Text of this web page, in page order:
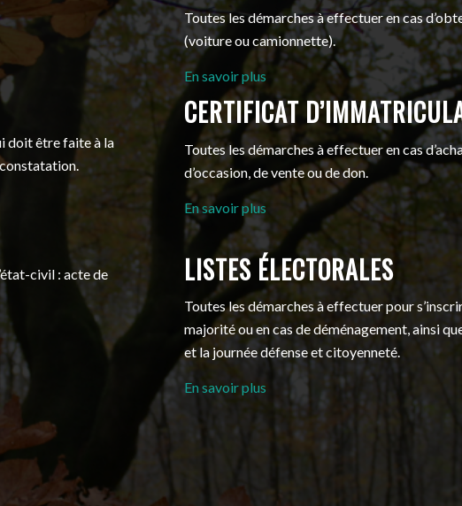
doit être faite à la
constatation.
civil : acte de
Toutes les démarches à effectuer en cas
(voiture ou camionnette).
En savoir plus
CERTIFICAT
Toutes les démarches à effectuer en cas
d’occasion, de vente ou de don.
En savoir plus
LISTES ÉLECTORALES
Toutes les démarches à effectuer pour
majorité ou en cas de déménagement, ainsi
et la journée défense et citoyenneté.
En savoir plus